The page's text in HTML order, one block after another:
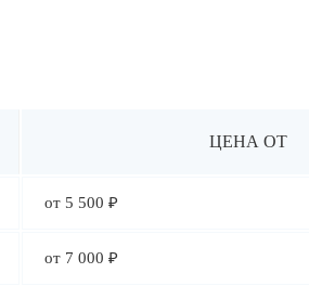
ЦЕНА ОТ
от 5 500 ₽
от 7 000 ₽